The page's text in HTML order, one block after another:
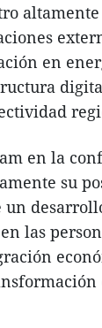
en
en la
su
un
las